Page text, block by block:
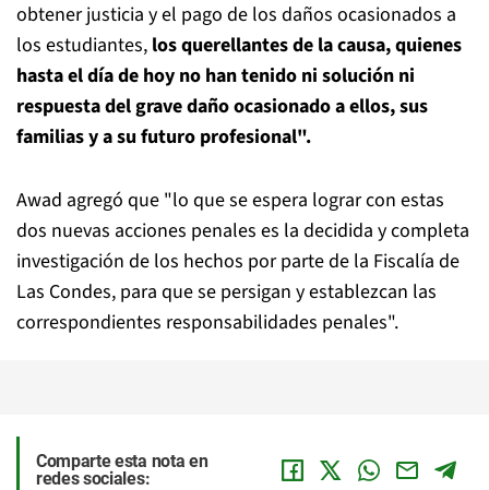
obtener justicia y el pago de los daños ocasionados a
los estudiantes, los querellantes de la causa, quienes
hasta el día de hoy no han tenido ni solución ni
respuesta del grave daño ocasionado a ellos, sus
familias y a su futuro profesional".
Awad agregó que "lo que se espera lograr con estas
dos nuevas acciones penales es la decidida y completa
investigación de los hechos por parte de la Fiscalía de
Las Condes, para que se persigan y establezcan las
correspondientes responsabilidades penales".
Comparte esta nota en
redes sociales: